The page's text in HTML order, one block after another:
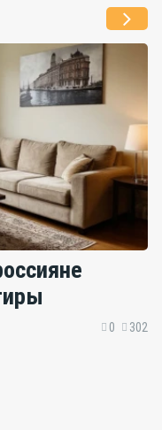
0 302